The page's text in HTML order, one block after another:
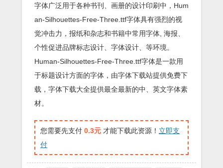
字体广泛用于各种书刊、画册的设计印刷中，Hum
an-Silhouettes-Free-Three.ttf字体具有强烈的视
觉冲击力，报纸和杂志和书籍中常用字体, 海报、
个性促进品牌标志设计、字体设计、等环境。
Human-Silhouettes-Free-Three.ttf字体是一款用
于标题设计方面的字体，由字体下载站提供免费下
载，字体下载大全提供最全最新的中、英文字体素
材。
您需要先支付 0.3元 才能下载此资源！ 立即支
付